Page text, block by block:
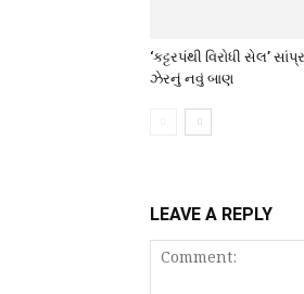
‘કટ્ટરપંથી વિરોધી સેલ’
ઝેરનું નવું બાણ
LEAVE A REPLY